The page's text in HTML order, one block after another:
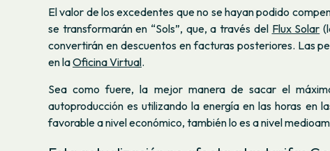
El valor de los excedentes que no se hayan podido
se transformarán en “Sols”, que, a través del Flux Solar
convertirán en descuentos en facturas posteriores. Las
en laOficina Virtual.
Sea como fuere, la mejor manera de sacar el
autoproducción es utilizando la energía en las horas en
favorable a nivel económico, también lo es a nivel